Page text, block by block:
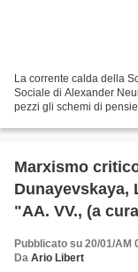
La corrente calda della
Sociale di Alexander
pezzi gli schemi di
Marxismo
Dunayevskaya,
"AA. VV., (a
Pubblicato su 20/01/AM
Da Ario Libert